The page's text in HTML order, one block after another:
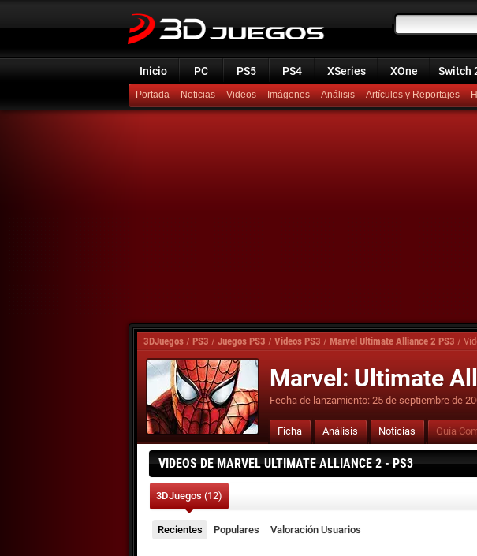
Inicio PC PS5 PS4 XSeries XOne Switch
Portada Noticias Videos Imágenes Análisis Artículos y Reportajes
3DJuegos / PS3 / Juegos PS3 / Videos PS3 / Marvel Ultimate Alliance 2 PS3 /
Marvel: Ultimate
Fecha de lanzamiento: 25 de septiembre de
Ficha Análisis Noticias Guía
VIDEOS DE MARVEL ULTIMATE ALLIANCE 2 - PS3
3DJuegos (12)
Recientes Populares Valoración Usuarios